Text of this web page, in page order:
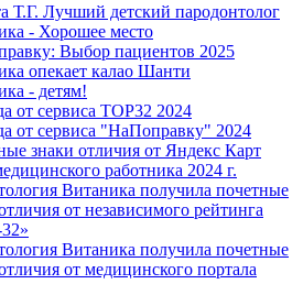
Т.Г. Лучший детский пародонтолог
- Хорошее место
Выбор пациентов 2025
опекает калао Шанти
- детям!
от сервиса TOP32 2024
от сервиса "НаПоправку" 2024
знаки отличия от Яндекс Карт
работника 2024 г.
Витаника получила почетные
от независимого рейтинга
Витаника получила почетные
от медицинского портала